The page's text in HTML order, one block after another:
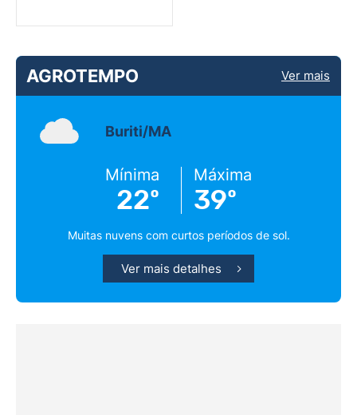
AGROTEMPO Ver mais
Buriti/MA
Mínima
22º
Máxima
39º
Muitas nuvens com curtos períodos de sol.
Ver mais detalhes